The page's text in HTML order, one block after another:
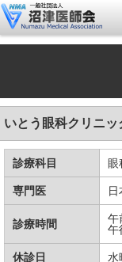
いとう眼科クリニッ
診療科目 眼
専門医
診療時間
休診日